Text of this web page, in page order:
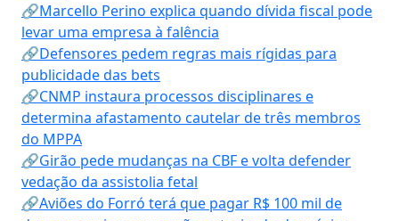
🔗Marcello Perino explica quando dívida fiscal pode
levar uma empresa à falência
🔗Defensores pedem regras mais rígidas para
publicidade das bets
🔗CNMP instaura processos disciplinares e
determina afastamento cautelar de três membros
do MPPA
🔗Girão pede mudanças na CBF e volta defender
vedação da assistolia fetal
🔗Aviões do Forró terá que pagar R$ 100 mil de